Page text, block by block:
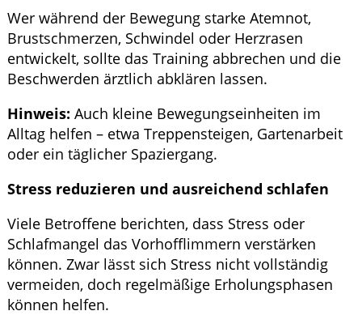
Wer während der Bewegung starke Atemnot,
Brustschmerzen, Schwindel oder Herzrasen
entwickelt, sollte das Training abbrechen und die
Beschwerden ärztlich abklären lassen.
Hinweis: Auch kleine Bewegungseinheiten im
Alltag helfen – etwa Treppensteigen, Gartenarbeit
oder ein täglicher Spaziergang.
Stress reduzieren und ausreichend schlafen
Viele Betroffene berichten, dass Stress oder
Schlafmangel das Vorhofflimmern verstärken
können. Zwar lässt sich Stress nicht vollständig
vermeiden, doch regelmäßige Erholungsphasen
können helfen.